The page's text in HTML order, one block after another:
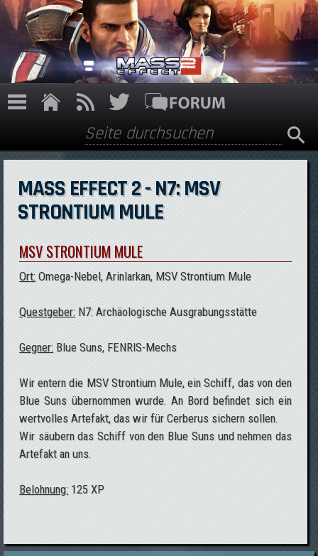
Direkt zum Inhalt
Suchformular
Suche
MASS EFFECT 2 - N7: MSV
STRONTIUM MULE
MSV STRONTIUM MULE
Ort:Omega-Nebel, Arinlarkan, MSV Strontium Mule
Questgeber:N7: Archäologische Ausgrabungsstätte
Gegner:Blue Suns, FENRIS-Mechs
Wir entern die MSV Strontium Mule, ein Schiff, das von den
Blue Suns übernommen wurde. An Bord befindet sich ein
wertvolles Artefakt, das wir für Cerberus sichern sollen.
Wir säubern das Schiff von den Blue Suns und nehmen das
Artefakt an uns.
Belohnung:125 XP